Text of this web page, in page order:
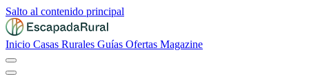
Salto al contenido principal
Inicio Casas Rurales Guías Ofertas Magazine